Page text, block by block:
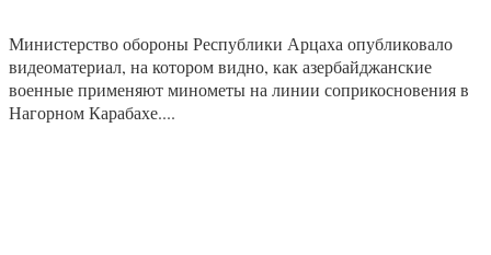
Министерство обороны Республики Арцаха опубликовало
видеоматериал, на котором видно, как азербайджанские
военные применяют минометы на линии соприкосновения в
Нагорном Карабахе....